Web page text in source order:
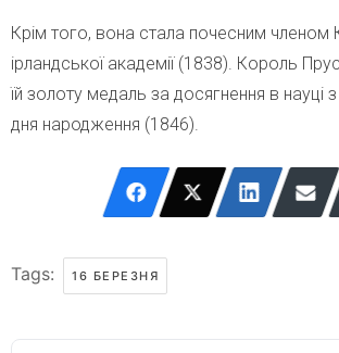
Крім того, вона стала почесним членом
ірландської академії (1838). Король
їй золоту медаль за досягнення в науці з
дня народження (1846).
Tags: 16 БЕРЕЗНЯ